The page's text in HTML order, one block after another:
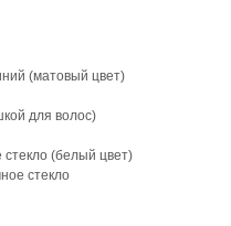
(матовый цвет)
для волос)
(белый цвет)
стекло